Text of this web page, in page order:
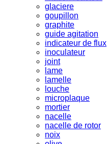
glaciere
goupillon
graphite
guide agitation
indicateur de flux
inoculateur
joint
lame
lamelle
louche
microplaque
mortier
nacelle
nacelle de rotor
noix